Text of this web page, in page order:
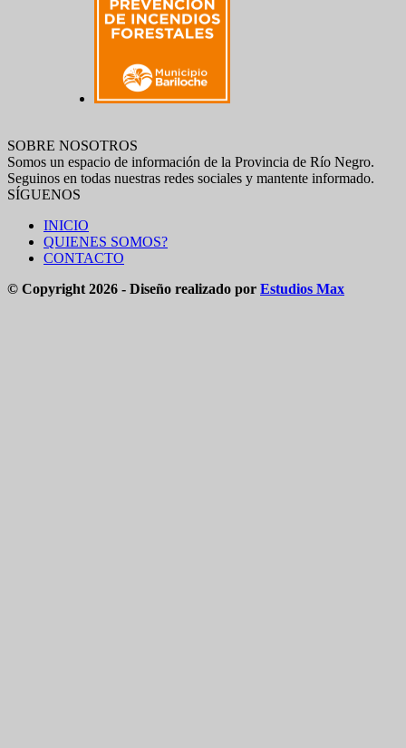
SOBRE NOSOTROS
Somos un espacio de información de la Provincia de Río Negro.
Seguinos en todas nuestras redes sociales y mantente informado.
SÍGUENOS
INICIO
QUIENES SOMOS?
CONTACTO
© Copyright 2026 - Diseño realizado por Estudios Max